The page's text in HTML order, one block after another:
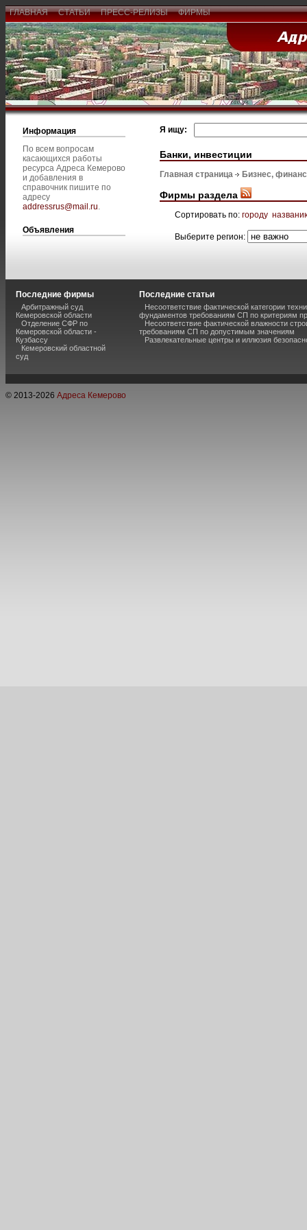
ГЛАВНАЯ СТАТЬИ ПРЕСС-РЕЛИЗЫ ФИРМЫ
Информация
По всем вопросам
касающихся работы
ресурса Адреса Кемерово
и добавления в
справочник пишите по
адресу
addressrus@mail.ru.
Объявления
Я ищу:
Банки, инвестиции
Главная страница Бизнес,
Фирмы раздела
Сортировать по: городу
Выберите регион:
Последние фирмы
Арбитражный суд
Кемеровской области
Отделение СФР по
Кемеровской области -
Кузбассу
Кемеровский областной
суд
Последние статьи
Несоответствие фактической категории
фундаментов требованиям СП по критериям
Несоответствие фактической влажности
требованиям СП по допустимым значениям
Развлекательные центры и иллюзия
© 2013-2026 Адреса Кемерово